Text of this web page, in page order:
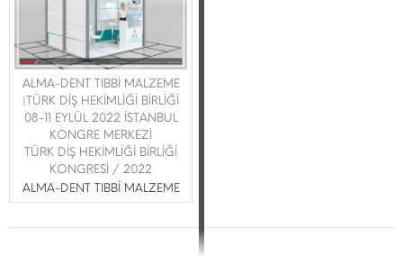
ALMA-DENT TIBBİ MALZEME
|TÜRK DİŞ HEKİMLİĞİ BİRLİĞİ
08-11 EYLÜL 2022 İSTANBUL
KONGRE MERKEZİ
TÜRK DİŞ HEKİMLİĞİ BİRLİĞİ
KONGRESİ / 2022
ALMA-DENT TIBBİ MALZEME